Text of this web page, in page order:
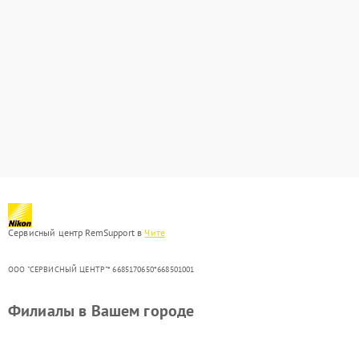
Сервисный центр RemSupport в Чите
ООО "СЕРВИСНЫЙ ЦЕНТР"* 6685170650*668501001
Филиалы в Вашем городе